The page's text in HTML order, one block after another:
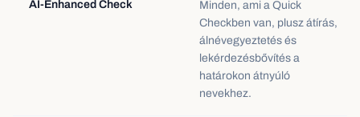
AI-Enhanced Check
Minden, ami a Quick
Checkben van, plusz átírás,
álnévegyeztetés és
lekérdezésbővítés a
határokon átnyúló
nevekhez.